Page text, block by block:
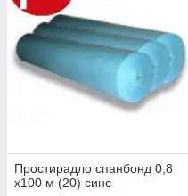
Простирадло спанбонд 0,8
х100 м (20) синє